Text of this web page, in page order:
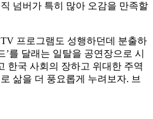
넘버가 특히 많아 오감을 만족할
프로그램도 성행하던데 분출하
’를 달래는 일탈을 공연장으로 시
한국 사회의 장하고 위대한 주역
삶을 더 풍요롭게 누려보자. 브